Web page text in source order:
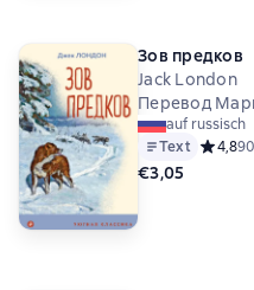
Зов предков
Jack London
Перевод
auf russisch
Text
4,890
€3,05